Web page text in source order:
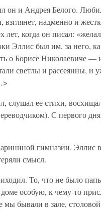
он и Андрея Белого.
взглянет, надменно и
когда он писал:
Эллис был им, за него,
о Борисе Николаевиче —
светлы и рассеянны, и
слушал ее стихи,
С первого
гимназии. Эллис
смысл.
То, что не было
доме особую, к чему-то
бывали в зале,